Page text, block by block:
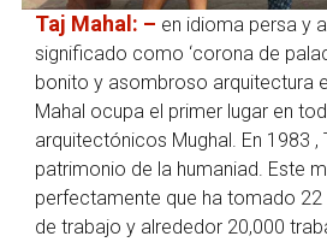
Taj Mahal: – en idioma persa y
significado como ‘corona de
bonito y asombroso arquitectura
Mahal ocupa el primer lugar en
arquitectónicos Mughal. En 1983 ,
patrimonio de la humaniad. Este
perfectamente que ha tomado
de trabajo y alrededor 20,000